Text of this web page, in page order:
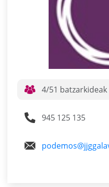
4/51 batzarkideak
945 125 135